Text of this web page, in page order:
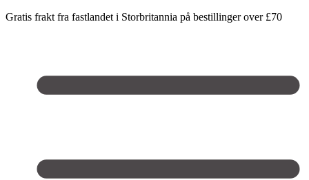
Gratis frakt fra fastlandet i Storbritannia på bestillinger over £70